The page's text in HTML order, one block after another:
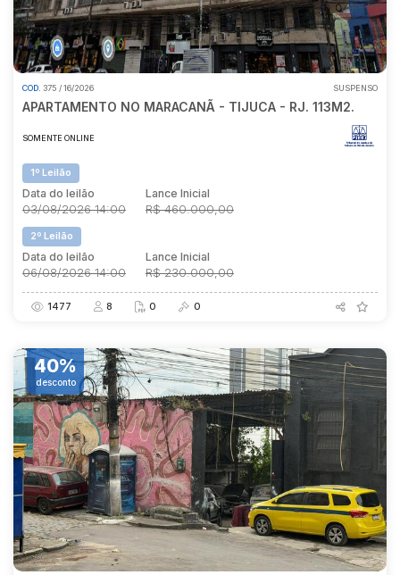
COD. 375 / 16/2026 SUSPENSO
APARTAMENTO NO MARACANÃ - TIJUCA - RJ. 113M2.
SOMENTE ONLINE
1º Leilão
Data do leilão
03/08/2026 14:00
Lance Inicial
R$ 460.000,00
2º Leilão
Data do leilão
06/08/2026 14:00
Lance Inicial
R$ 230.000,00
1477 8 0 0
40%
desconto